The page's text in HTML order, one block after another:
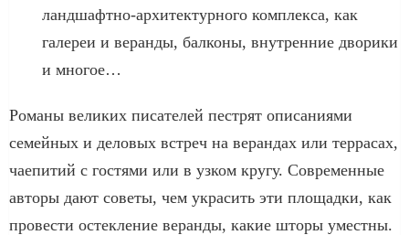
ландшафтно-архитектурного комплекса, как
галереи и веранды, балконы, внутренние дворики
и многое…
Романы великих писателей пестрят описаниями
семейных и деловых встреч на верандах или террасах,
чаепитий с гостями или в узком кругу. Современные
авторы дают советы, чем украсить эти площадки, как
провести остекление веранды, какие шторы уместны.